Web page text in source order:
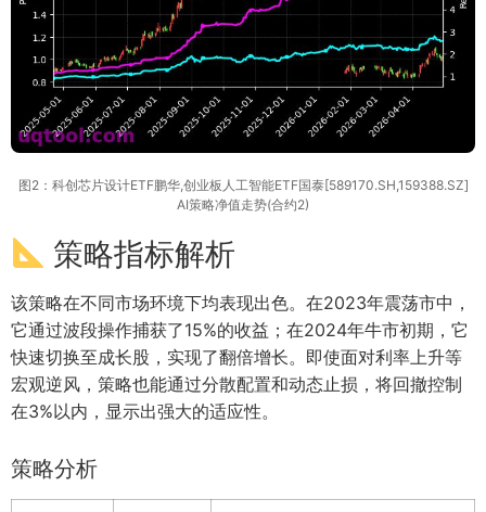
图2：科创芯片设计ETF鹏华,创业板人工智能ETF国泰[589170.SH,159388.SZ]
AI策略净值走势(合约2)
策略指标解析
该策略在不同市场环境下均表现出色。在2023年震荡市中，
它通过波段操作捕获了15%的收益；在2024年牛市初期，它
快速切换至成长股，实现了翻倍增长。即使面对利率上升等
宏观逆风，策略也能通过分散配置和动态止损，将回撤控制
在3%以内，显示出强大的适应性。
策略分析